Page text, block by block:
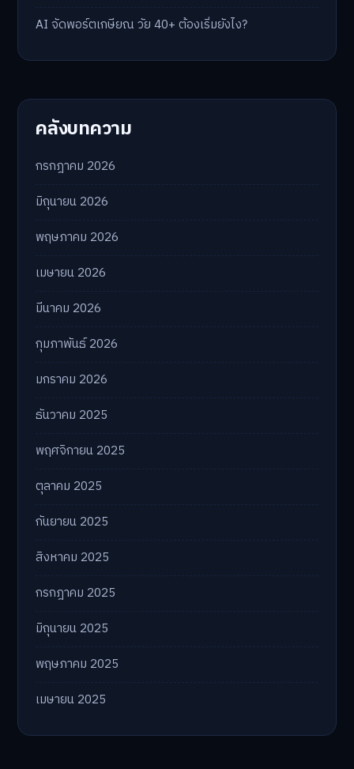
AI จัดพอร์ตเกษียณ วัย 40+ ต้องเริ่มยังไง?
คลังบทความ
กรกฎาคม 2026
มิถุนายน 2026
พฤษภาคม 2026
เมษายน 2026
มีนาคม 2026
กุมภาพันธ์ 2026
มกราคม 2026
ธันวาคม 2025
พฤศจิกายน 2025
ตุลาคม 2025
กันยายน 2025
สิงหาคม 2025
กรกฎาคม 2025
มิถุนายน 2025
พฤษภาคม 2025
เมษายน 2025